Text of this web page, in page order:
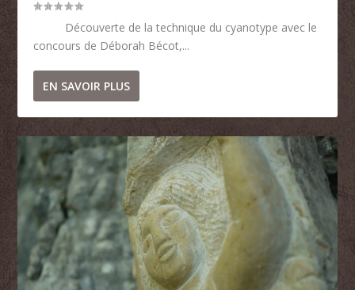
Découverte de la technique du cyanotype avec le
concours de Déborah Bécot,...
EN SAVOIR PLUS